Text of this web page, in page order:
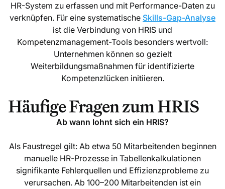
HR-System zu erfassen und mit Performance-Daten zu
verknüpfen. Für eine systematische Skills-Gap-Analyse
ist die Verbindung von HRIS und
Kompetenzmanagement-Tools besonders wertvoll:
Unternehmen können so gezielt
Weiterbildungsmaßnahmen für identifizierte
Kompetenzlücken initiieren.
Häufige Fragen zum HRIS
Ab wann lohnt sich ein HRIS?
Als Faustregel gilt: Ab etwa 50 Mitarbeitenden beginnen
manuelle HR-Prozesse in Tabellenkalkulationen
signifikante Fehlerquellen und Effizienzprobleme zu
verursachen. Ab 100–200 Mitarbeitenden ist ein